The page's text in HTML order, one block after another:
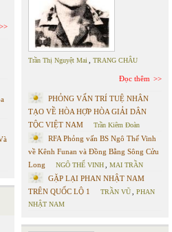
Trần Thị Nguyệt Mai TRANG CHÂU
Đọc thêm
PHỎNG VẤN TRÍ TUỆ NHÂN
TẠO VỀ HÒA HỢP HÒA GIẢI DÂN
TỘC VIỆT NAM
Trần Kiêm Đoàn
RFA Phỏng vấn BS Ngô Thế Vinh
về Kênh Funan và Đồng Bằng Sông Cửu
Long
NGÔ THẾ VINH MAI TRẦN
GẶP LẠI PHAN NHẬT NAM
TRÊN QUỐC LỘ 1
TRẦN VŨ
PHAN
NHẬT NAM